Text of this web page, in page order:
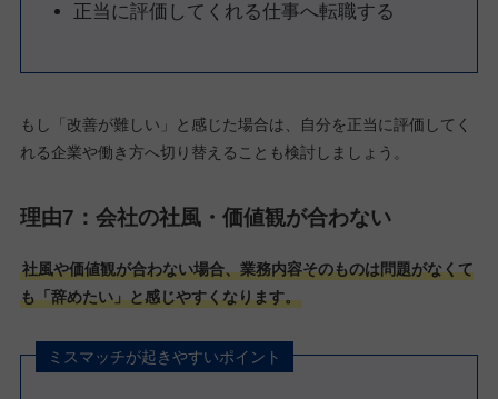
正当に評価してくれる仕事へ転職する
もし「改善が難しい」と感じた場合は、自分を正当に評価してく
れる企業や働き方へ切り替えることも検討しましょう。
理由7：会社の社風・価値観が合わない
社風や価値観が合わない場合、業務内容そのものは問題がなくて
も「辞めたい」と感じやすくなります。
ミスマッチが起きやすいポイント